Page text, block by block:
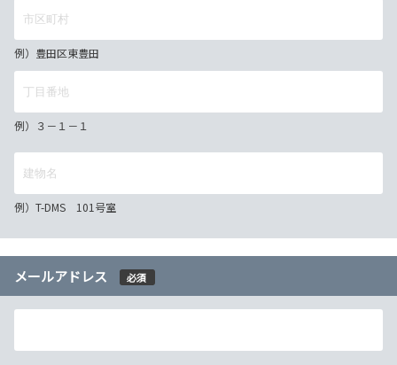
例）豊田区東豊田
例）３－１－１
例）T-DMS 101号室
メールアドレス 必須